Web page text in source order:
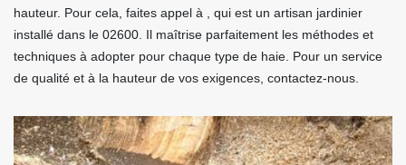
hauteur. Pour cela, faites appel à , qui est un artisan jardinier
installé dans le 02600. Il maîtrise parfaitement les méthodes et
techniques à adopter pour chaque type de haie. Pour un service
de qualité et à la hauteur de vos exigences, contactez-nous.